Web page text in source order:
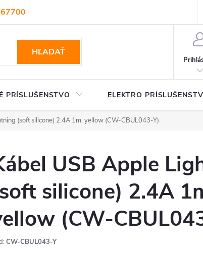
HĽADAŤ
PRÍSLUŠENSTVO ELEKTRO
(soft silicone) 2.4A 1m, yellow (CW-CBUL043-Y)
USB Apple
silicone) 2.4A
(CW-
CW-CBUL043-Y